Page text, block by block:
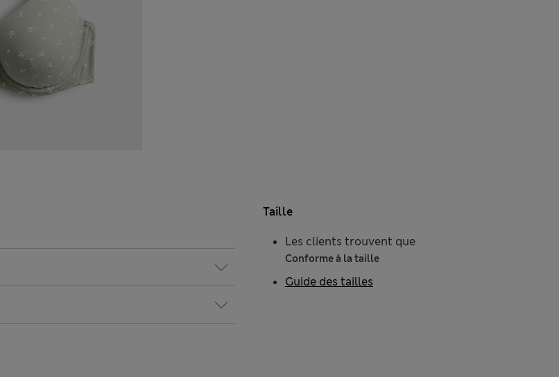
Taille
Les clients trouvent que
Conforme à la taille
Guide des tailles